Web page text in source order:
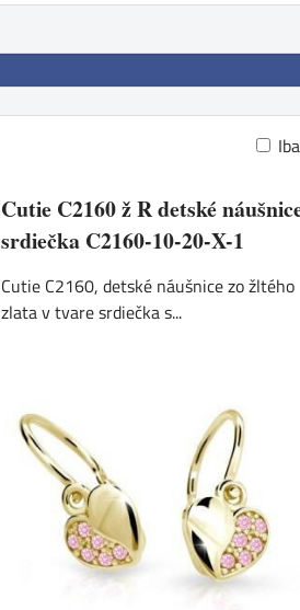
Cutie C2160 ž R detské
srdiečka C2160-10-20-X-1
Cutie C2160, detské náušnice zo žltého
zlata v tvare srdiečka s...